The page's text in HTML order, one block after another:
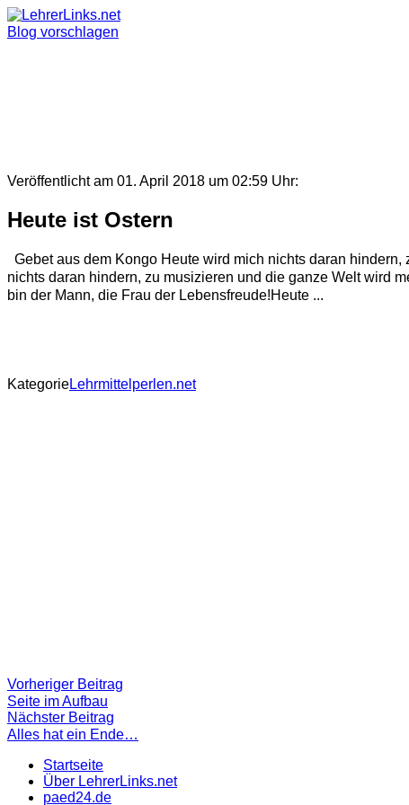
Skip
to
Blog vorschlagen
Veröffentlicht am 01. April 2018 um 02:59 Uhr:
Heute ist Ostern
Gebet aus dem Kongo Heute wird mich nichts daran
nichts daran hindern, zu musizieren und die ganze Welt wird
bin der Mann, die Frau der Lebensfreude!Heute ...
KategorieLehrmittelperlen.net
Beitragsnavigation
Vorheriger Beitrag
Seite im Aufbau
Nächster Beitrag
Beitrag
Alles hat ein Ende…
Startseite
Über LehrerLinks.net
paed24.de